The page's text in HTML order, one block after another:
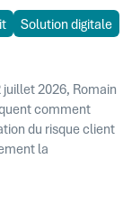
Solution digitale
2026, Romain
comment
du risque client
la